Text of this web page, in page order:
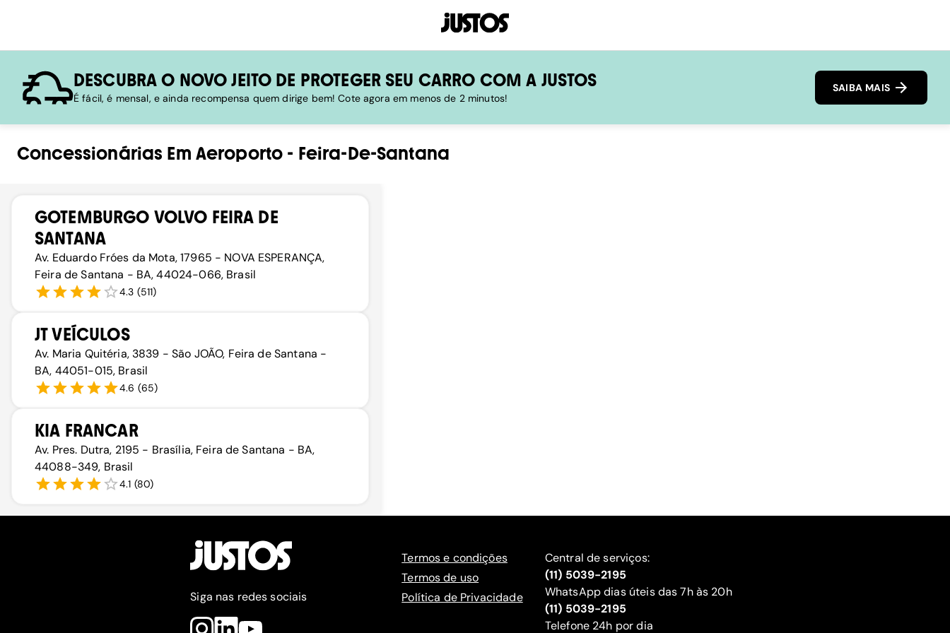
DESCUBRA O NOVO JEITO DE PROTEGER SEU CARRO COM A JUSTOS
É fácil, é mensal, e ainda recompensa quem dirige bem! Cote agora em menos de 2 minutos!
SAIBA MAIS
Concessionárias Em Aeroporto - Feira-De-Santana
GOTEMBURGO VOLVO FEIRA DE
SANTANA
Av. Eduardo Fróes da Mota, 17965 - NOVA ESPERANÇA,
Feira de Santana - BA, 44024-066, Brasil
4.3 (511)
JT VEÍCULOS
Av. Maria Quitéria, 3839 - São JOÃO, Feira de Santana -
BA, 44051-015, Brasil
4.6 (65)
KIA FRANCAR
Av. Pres. Dutra, 2195 - Brasília, Feira de Santana - BA,
44088-349, Brasil
4.1 (80)
Siga nas redes sociais
Termos e condições
Termos de uso
Política de Privacidade
Central de serviços:
(11) 5039-2195
WhatsApp dias úteis das 7h às 20h
(11) 5039-2195
‍Telefone 24h por dia